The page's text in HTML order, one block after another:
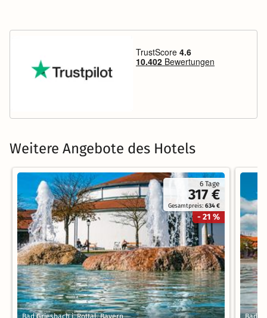
Weitere Angebote des Hotels
6 Tage
317 €
Gesamtpreis:634 €
- 21 %
Bad Griesbach i. Rottal, Bayern Bad